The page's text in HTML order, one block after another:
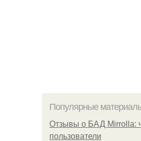
Популярные
Отзывы о БАД Mirrolla:
пользователи